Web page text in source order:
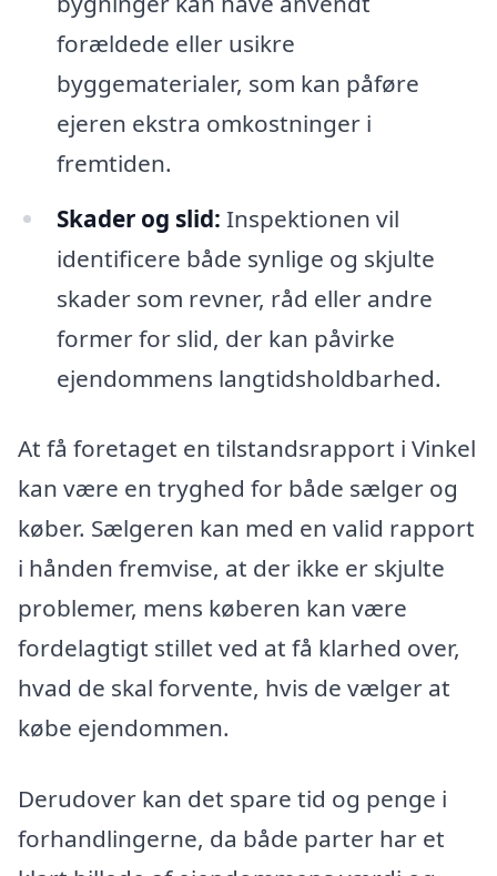
forældede eller usikre
byggematerialer, som kan påføre
ejeren ekstra omkostninger i
fremtiden.
Skader og slid: Inspektionen vil
identificere både synlige og skjulte
skader som revner, råd eller andre
former for slid, der kan påvirke
ejendommens langtidsholdbarhed.
At få foretaget en tilstandsrapport i Vinkel
kan være en tryghed for både sælger og
køber. Sælgeren kan med en valid rapport
i hånden fremvise, at der ikke er skjulte
problemer, mens køberen kan være
fordelagtigt stillet ved at få klarhed over,
hvad de skal forvente, hvis de vælger at
købe ejendommen.
Derudover kan det spare tid og penge i
forhandlingerne, da både parter har et